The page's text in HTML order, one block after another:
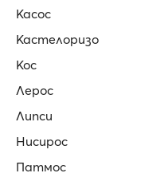
Касос
Кастелоризо
Кос
Лерос
Липси
Нисирос
Патмос